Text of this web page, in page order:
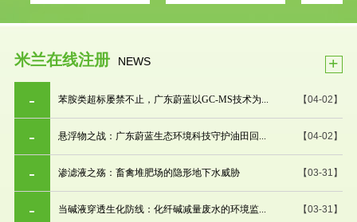
米兰在线注册 NEWS +
【04-02】
苯胺类超标屡禁不止，广东蔚蓝以GC-MS技术为...
【04-02】
悬浮物之战：广东蔚蓝生态环境科技守护油田回...
【03-31】
渗滤液之殇：畜禽堆肥场的隐形地下水威胁
【03-31】
当碱液穿透生化防线：化纤碱减量废水的环境监...